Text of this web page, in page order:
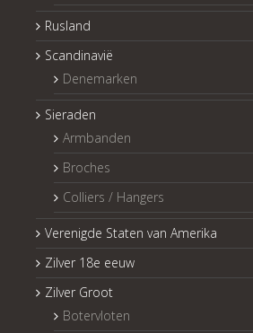
Rusland
Scandinavië
Denemarken
Sieraden
Armbanden
Broches
Colliers / Hangers
Verenigde Staten van Amerika
Zilver 18e eeuw
Zilver Groot
Botervloten